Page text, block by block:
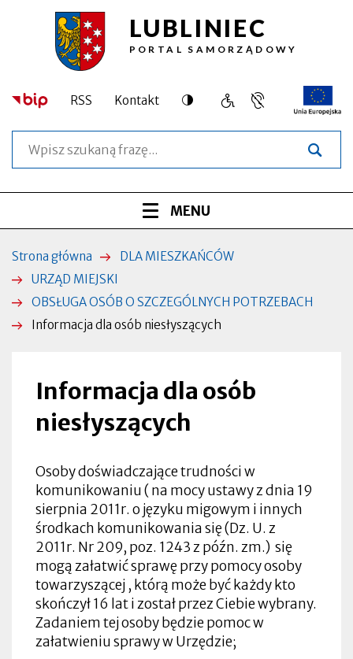
Informacja
osób
niesłyszących
Lubliniec
Przejdź
treści
Przejdź
głównego
Przejdź
wyszukiwarki
Przejdź
stopki
LUBLINIEC
PORTAL SAMORZĄDOWY
RSS Kontakt Dostępność
migowy,
niesłyszących
Obsługa
osób
szczególnych
Otworzy
się
serwisu
ROZWIŃ
MENU
Ścieżka
nawigacyjna
Strona główna
DLA MIESZKAŃCÓW
URZĄD MIEJSKI
OBSŁUGA OSÓB O SZCZEGÓLNYCH POTRZEBACH
Informacja dla osób niesłyszących
Informacja dla osób
niesłyszących
Osoby doświadczające trudności w
komunikowaniu ( na mocy ustawy z dnia 19
sierpnia 2011r. o języku migowym i innych
środkach komunikowania się (Dz. U. z
2011r. Nr 209, poz. 1243 z późn. zm.) się
mogą załatwić sprawę przy pomocy osoby
towarzyszącej , którą może być każdy kto
skończył 16 lat i został przez Ciebie wybrany.
Zadaniem tej osoby będzie pomoc w
załatwieniu sprawy w Urzędzie;